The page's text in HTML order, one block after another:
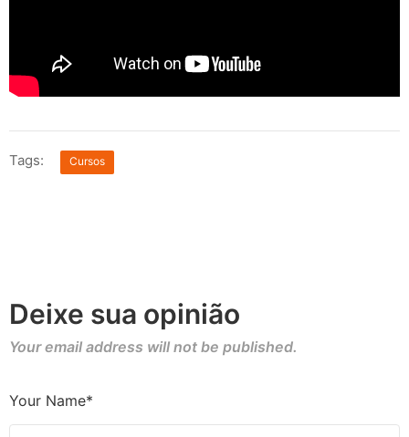
Tags: Cursos
Deixe sua opinião
Your email address will not be published.
Your Name*